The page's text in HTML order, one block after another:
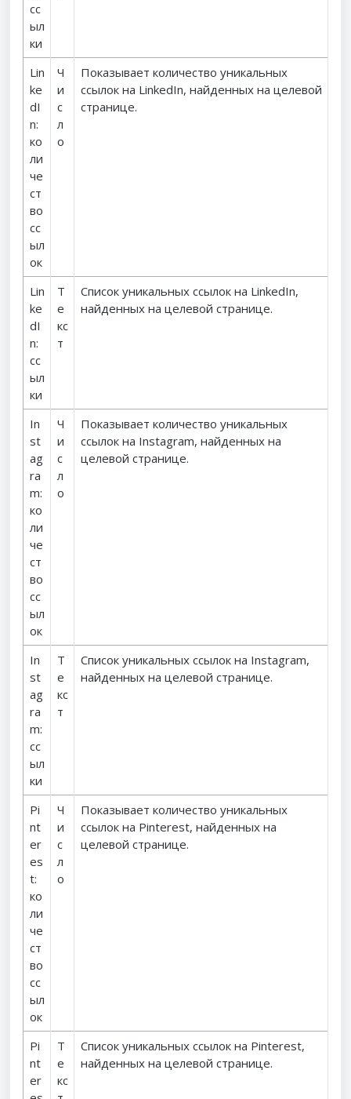
сс
ыл
ки
Lin
ke
dI
n:
ко
ли
че
ст
во
сс
ыл
ок
Ч
и
с
л
о
Показывает количество уникальных
ссылок на LinkedIn, найденных на целевой
странице.
Lin
ke
dI
n:
сс
ыл
ки
Т
е
кс
т
Список уникальных ссылок на LinkedIn,
найденных на целевой странице.
In
st
ag
ra
m:
ко
ли
че
ст
во
сс
ыл
ок
Ч
и
с
л
о
Показывает количество уникальных
ссылок на Instagram, найденных на
целевой странице.
In
st
ag
ra
m:
сс
ыл
ки
Т
е
кс
т
Список уникальных ссылок на Instagram,
найденных на целевой странице.
Pi
nt
er
es
t:
ко
ли
че
ст
во
сс
ыл
ок
Ч
и
с
л
о
Показывает количество уникальных
ссылок на Pinterest, найденных на
целевой странице.
Pi
nt
er
Т
е
кс
Список уникальных ссылок на Pinterest,
найденных на целевой странице.